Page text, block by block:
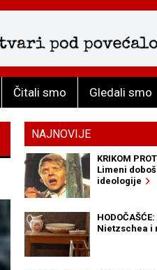
Čitali smo Gledali smo
NAJNOVIJE
KRIKOM
Limeni
ideologije
Nietzschea